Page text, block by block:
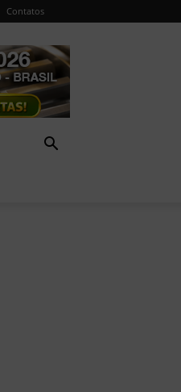
Contatos